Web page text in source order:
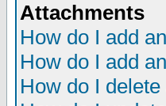
Attachments
How do I add
How do I add
How do I